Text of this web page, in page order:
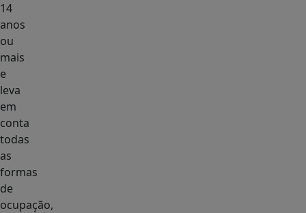
14
anos
ou
mais
e
leva
em
conta
todas
as
formas
de
ocupação,